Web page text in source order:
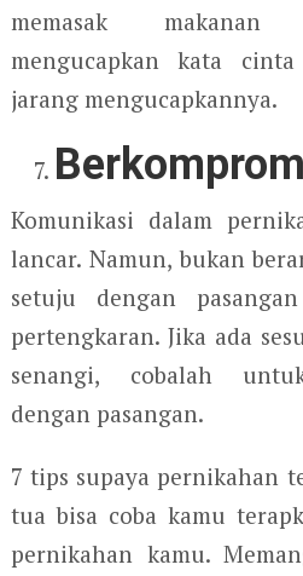
memasak
mengucapkan kata
jarang mengucapkannya.
Komunikasi dalam
lancar. Namun, bukan
setuju dengan
pertengkaran. Jika ada
senangi, cobalah
dengan pasangan.
7 tips supaya pernikahan
tua bisa coba kamu
pernikahan kamu.